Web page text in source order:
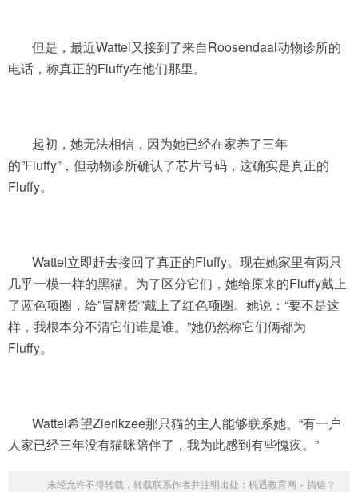
但是，最近Wattel又接到了来自Roosendaal动物诊所的
电话，称真正的Fluffy在他们那里。
起初，她无法相信，因为她已经在家养了三年
的”Fluffy”，但动物诊所确认了芯片号码，这确实是真正的
Fluffy。
Wattel立即赶去接回了真正的Fluffy。现在她家里有两只
几乎一模一样的黑猫。为了区分它们，她给原来的Fluffy戴上
了蓝色项圈，给”冒牌货”戴上了红色项圈。她说：“要不是这
样，我根本分不清它们谁是谁。”她仍然称它们俩都为
Fluffy。
Wattel希望Zierikzee那只猫的主人能够联系她。“有一户
人家已经三年没有猫咪陪伴了，我为此感到有些愧疚。”
未经允许不得转载，转载联系作者并注明出处： 机遇教育网 » 搞错？